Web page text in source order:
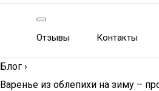
Отзывы Контакты
Блог ›
Варенье из облепихи на зиму –